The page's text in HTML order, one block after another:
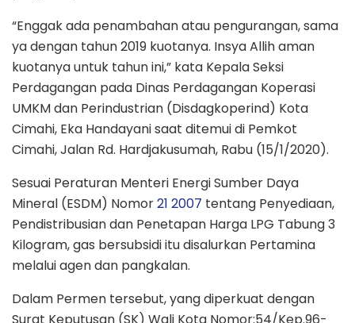
“Enggak ada penambahan atau pengurangan, sama
ya dengan tahun 2019 kuotanya. Insya Allih aman
kuotanya untuk tahun ini,” kata Kepala Seksi
Perdagangan pada Dinas Perdagangan Koperasi
UMKM dan Perindustrian (Disdagkoperind) Kota
Cimahi, Eka Handayani saat ditemui di Pemkot
Cimahi, Jalan Rd. Hardjakusumah, Rabu (15/1/2020).
Sesuai Peraturan Menteri Energi Sumber Daya
Mineral (ESDM) Nomor21 2007 tentang Penyediaan,
Pendistribusian dan Penetapan Harga LPG Tabung 3
Kilogram, gas bersubsidi itu disalurkan Pertamina
melalui agen dan pangkalan.
Dalam Permen tersebut, yang diperkuat dengan